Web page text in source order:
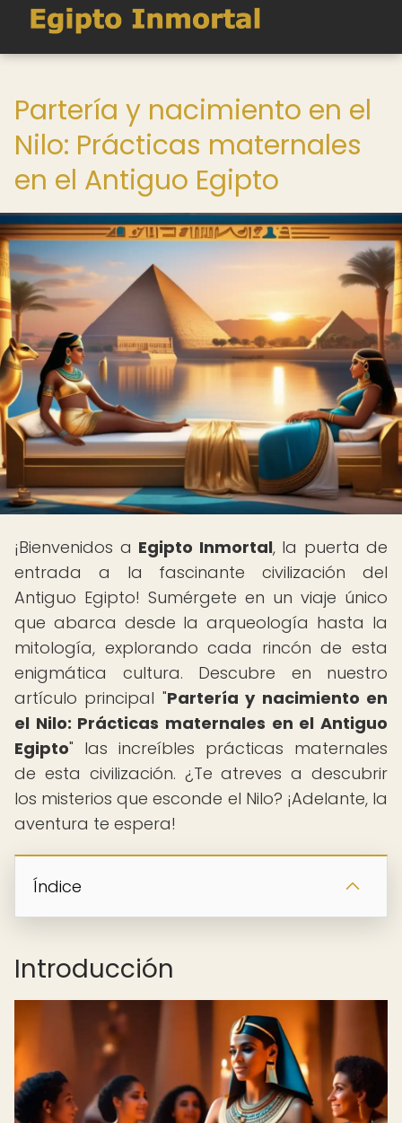
Partería y nacimiento en el
Nilo: Prácticas maternales
en el Antiguo Egipto
¡Bienvenidos a Egipto Inmortal, la puerta de
entrada a la fascinante civilización del
Antiguo Egipto! Sumérgete en un viaje único
que abarca desde la arqueología hasta la
mitología, explorando cada rincón de esta
enigmática cultura. Descubre en nuestro
artículo principal "Partería y nacimiento en
el Nilo: Prácticas maternales en el Antiguo
Egipto" las increíbles prácticas maternales
de esta civilización. ¿Te atreves a descubrir
los misterios que esconde el Nilo? ¡Adelante, la
aventura te espera!
Índice
Introducción